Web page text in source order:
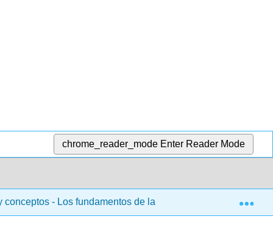
chrome_reader_mode Enter Reader Mode
conceptos - Los fundamentos de la matemática abstracta